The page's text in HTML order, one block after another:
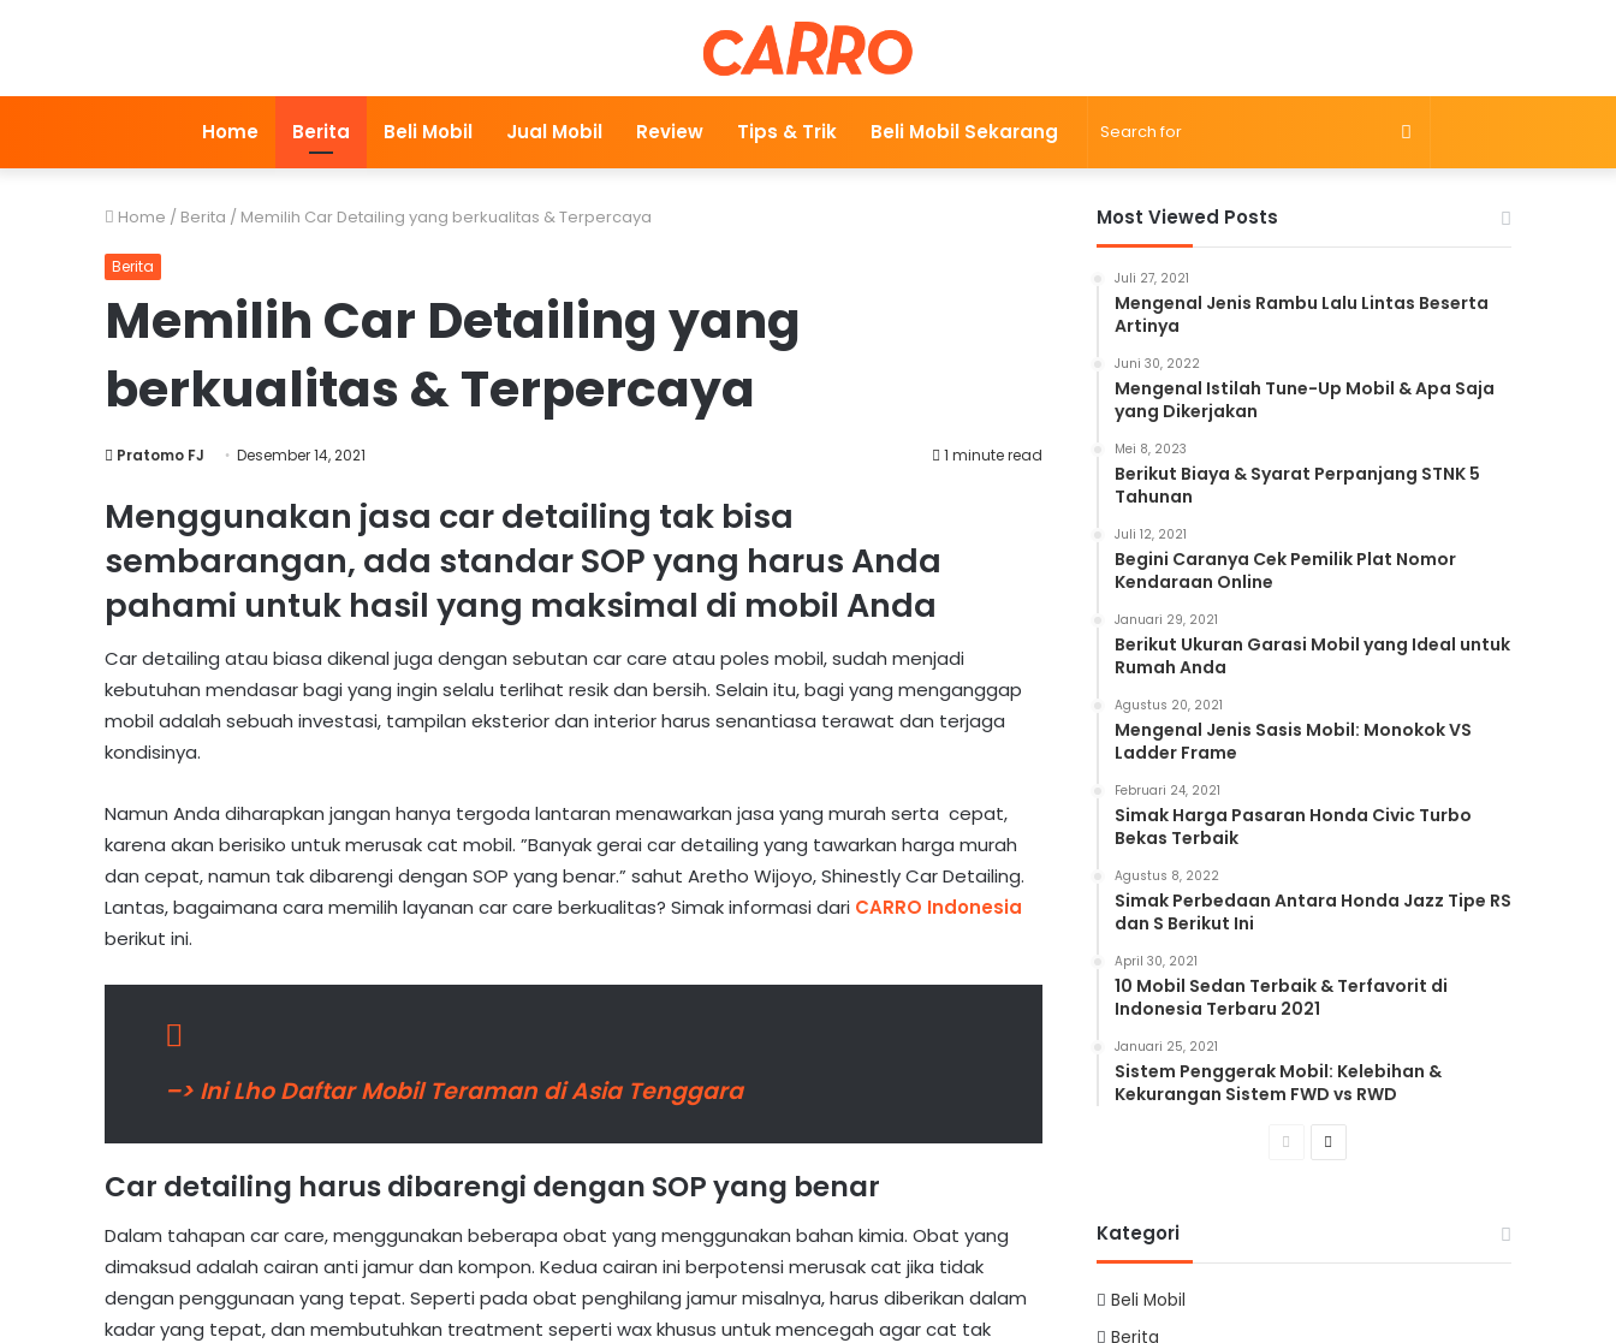
Home Berita Beli Mobil Jual Mobil Review Tips & Trik Beli Mobil Sekarang Search
Home / Berita / Memilih Car Detailing yang berkualitas & Terpercaya
Berita
Memilih Car Detailing yang
berkualitas & Terpercaya
Pratomo FJ Desember 14, 2021 1 minute read
Menggunakan jasa car detailing tak bisa
sembarangan, ada standar SOP yang harus Anda
pahami untuk hasil yang maksimal di mobil Anda
Car detailing atau biasa dikenal juga dengan sebutan car care atau poles mobil, sudah menjadi
kebutuhan mendasar bagi yang ingin selalu terlihat resik dan bersih. Selain itu, bagi yang menganggap
mobil adalah sebuah investasi, tampilan eksterior dan interior harus senantiasa terawat dan terjaga
kondisinya.
Namun Anda diharapkan jangan hanya tergoda lantaran menawarkan jasa yang murah serta cepat,
karena akan berisiko untuk merusak cat mobil. ”Banyak gerai car detailing yang tawarkan harga murah
dan cepat, namun tak dibarengi dengan SOP yang benar.” sahut Aretho Wijoyo, Shinestly Car Detailing.
Lantas, bagaimana cara memilih layanan car care berkualitas? Simak informasi dari CARRO Indonesia
berikut ini.
–> Ini Lho Daftar Mobil Teraman di Asia Tenggara
Car detailing harus dibarengi dengan SOP yang benar
Dalam tahapan car care, menggunakan beberapa obat yang menggunakan bahan kimia. Obat yang
dimaksud adalah cairan anti jamur dan kompon. Kedua cairan ini berpotensi merusak cat jika tidak
dengan penggunaan yang tepat. Seperti pada obat penghilang jamur misalnya, harus diberikan dalam
kadar yang tepat, dan membutuhkan treatment seperti wax khusus untuk mencegah agar cat tak
Most Viewed Posts
Juli 27, 2021
Mengenal Jenis Rambu Lalu Lintas Beserta
Artinya
Juni 30, 2022
Mengenal Istilah Tune-Up Mobil & Apa Saja
yang Dikerjakan
Mei 8, 2023
Berikut Biaya & Syarat Perpanjang STNK 5
Tahunan
Juli 12, 2021
Begini Caranya Cek Pemilik Plat Nomor
Kendaraan Online
Januari 29, 2021
Berikut Ukuran Garasi Mobil yang Ideal untuk
Rumah Anda
Agustus 20, 2021
Mengenal Jenis Sasis Mobil: Monokok VS
Ladder Frame
Februari 24, 2021
Simak Harga Pasaran Honda Civic Turbo
Bekas Terbaik
Agustus 8, 2022
Simak Perbedaan Antara Honda Jazz Tipe RS
dan S Berikut Ini
April 30, 2021
10 Mobil Sedan Terbaik & Terfavorit di
Indonesia Terbaru 2021
Januari 25, 2021
Sistem Penggerak Mobil: Kelebihan &
Kekurangan Sistem FWD vs RWD
Previous
Kategori
Beli Mobil
Berita